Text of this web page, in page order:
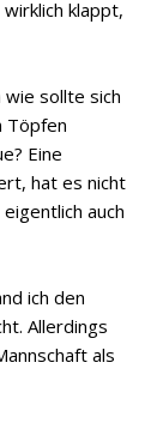
klappt,
wie sollte sich
Töpfen
Eine
hat es nicht
auch
ich den
Allerdings
als